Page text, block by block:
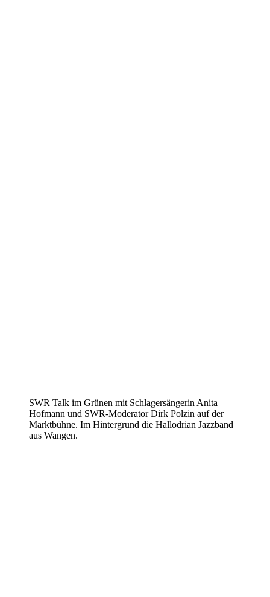
SWR Talk im Grünen mit Schlagersängerin Anita
Hofmann und SWR-Moderator Dirk Polzin auf der
Marktbühne. Im Hintergrund die Hallodrian Jazzband
aus Wangen.